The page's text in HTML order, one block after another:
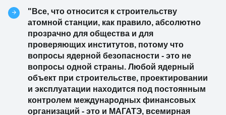
"Все, что относится к строительству
атомной станции, как правило, абсолютно
прозрачно для общества и для
проверяющих институтов, потому что
вопросы ядерной безопасности - это не
вопросы одной страны. Любой ядерный
объект при строительстве, проектировании
и эксплуатации находится под постоянным
контролем международных финансовых
организаций - это и МАГАТЭ, всемирная